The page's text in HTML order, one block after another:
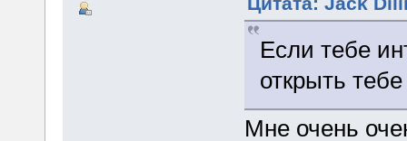
Если тебе
открыть
Мне очень